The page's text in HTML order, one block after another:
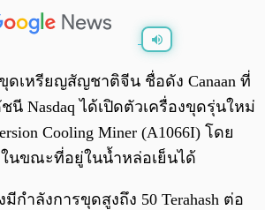
0:00
ดเหรียญสัญชาติจีน ชื่อดัง Canaan ที่
Nasdaq ได้เปิดตัวเครื่องขุดรุ่นใหม่
Cooling Miner (A1066I) โดย
นขณะที่อยู่ในน้ำหล่อเย็นได้
กำลังการขุดสูงถึง 50 Terahash ต่อ